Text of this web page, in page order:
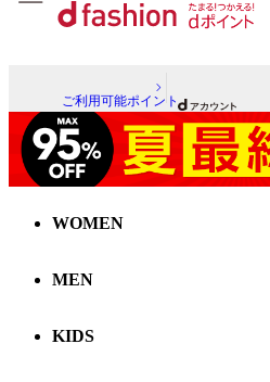
ご利用可能ポイント
WOMEN
MEN
KIDS